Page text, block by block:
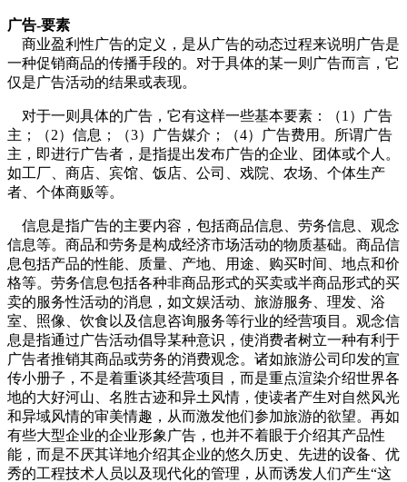
广告-要素
商业盈利性广告的定义，是从广告的动态过程来说明广告是
一种促销商品的传播手段的。对于具体的某一则广告而言，它
仅是广告活动的结果或表现。
对于一则具体的广告，它有这样一些基本要素：（1）广告
主；（2）信息；（3）广告媒介；（4）广告费用。所谓广告
主，即进行广告者，是指提出发布广告的企业、团体或个人。
如工厂、商店、宾馆、饭店、公司、戏院、农场、个体生产
者、个体商贩等。
信息是指广告的主要内容，包括商品信息、劳务信息、观念
信息等。商品和劳务是构成经济市场活动的物质基础。商品信
息包括产品的性能、质量、产地、用途、购买时间、地点和价
格等。劳务信息包括各种非商品形式的买卖或半商品形式的买
卖的服务性活动的消息，如文娱活动、旅游服务、理发、浴
室、照像、饮食以及信息咨询服务等行业的经营项目。观念信
息是指通过广告活动倡导某种意识，使消费者树立一种有利于
广告者推销其商品或劳务的消费观念。诸如旅游公司印发的宣
传小册子，不是着重谈其经营项目，而是重点渲染介绍世界各
地的大好河山、名胜古迹和异土风情，使读者产生对自然风光
和异域风情的审美情趣，从而激发他们参加旅游的欲望。再如
有些大型企业的企业形象广告，也并不着眼于介绍其产品性
能，而是不厌其详地介绍其企业的悠久历史、先进的设备、优
秀的工程技术人员以及现代化的管理，从而诱发人们产生“这